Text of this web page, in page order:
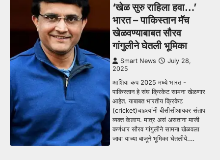
‘खेळ सुरु राहिला हवा…’
भारत – पाकिस्तान मॅच
खेळवण्याबाबत सौरव
गांगुलीने घेतली भूमिका
Smart News
July 28,
2025
आशिया कप 2025 मध्ये भारत -
पाकिस्तान हे संघ क्रिकेट सामना खेळणार
आहेत. याबाबत भारतीय क्रिकेट
(cricket)चाहत्यांनी बीसीसीआयवर संताप
व्यक्त केलाय. मात्र असं असताना माजी
कर्णधार सौरव गांगुलीने सामना खेळवला
जावा याच्या बाजूने भूमिका घेतलीये.…